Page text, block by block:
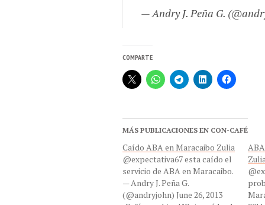
— Andry J. Peña G.
COMPARTE
MÁS PUBLICACIONES EN CON-CAFÉ
Caído ABA en Maracaibo Zulia
@expectativa67 esta caído el
servicio de ABA en Maracaibo.
— Andry J. Peña G.
(@andryjohn) June 26, 2013